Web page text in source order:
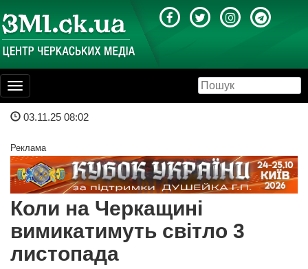
Toggle
navigation
03.11.25 08:02
Реклама
Коли на Черкащині
вимикатимуть світло 3
листопада